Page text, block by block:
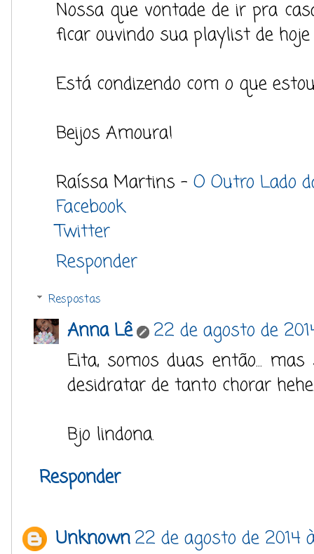
Nossa que vontade de ir pra
ficar ouvindo sua playlist de
Está condizendo com o que
Beijos Amoura!
Raíssa Martins - O Outro Lado
Facebook
Twitter
Responder
Respostas
Anna Lê
22 de agosto de
Eita, somos duas então...
desidratar de tanto chorar
Bjo lindona.
Responder
Unknown22 de agosto de 2014